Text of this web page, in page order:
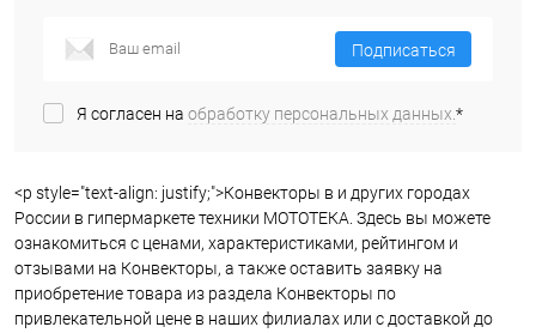
Подписаться
Я согласен на обработку персональных данных.*
<p style="text-align: justify;">Конвекторы в и других городах
России в гипермаркете техники МОТОТЕКА. Здесь вы можете
ознакомиться с ценами, характеристиками, рейтингом и
отзывами на Конвекторы, а также оставить заявку на
приобретение товара из раздела Конвекторы по
привлекательной цене в наших филиалах или с доставкой до